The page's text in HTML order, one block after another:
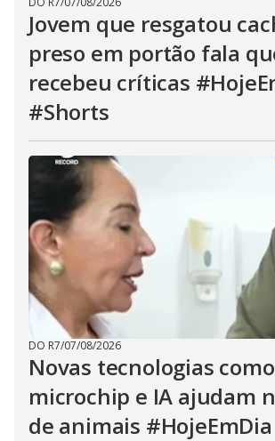
Jovem que resgatou
preso em portão fala
recebeu críticas
#Shorts
DO R7/07/08/2026
Novas tecnologias como
microchip e IA ajudam
de animais